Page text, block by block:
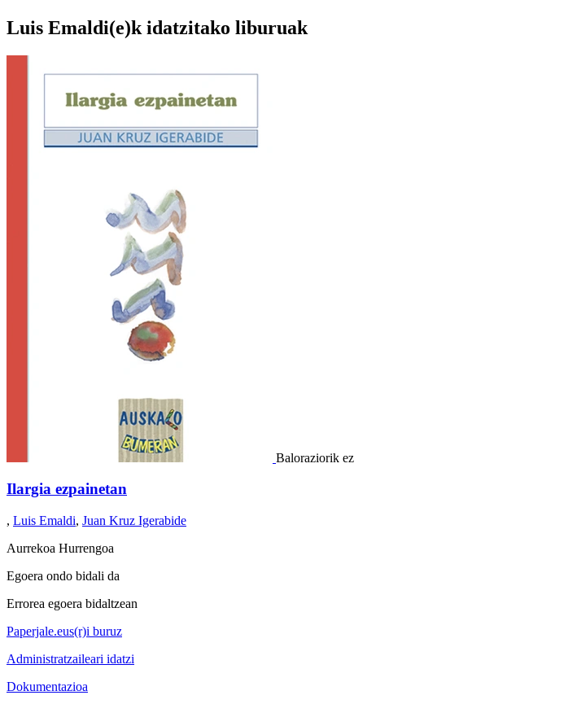
Luis Emaldi(e)k idatzitako liburuak
Baloraziorik ez
Ilargia ezpainetan
, Luis Emaldi, Juan Kruz Igerabide
Aurrekoa Hurrengoa
Egoera ondo bidali da
Errorea egoera bidaltzean
Paperjale.eus(r)i buruz
Administratzaileari idatzi
Dokumentazioa